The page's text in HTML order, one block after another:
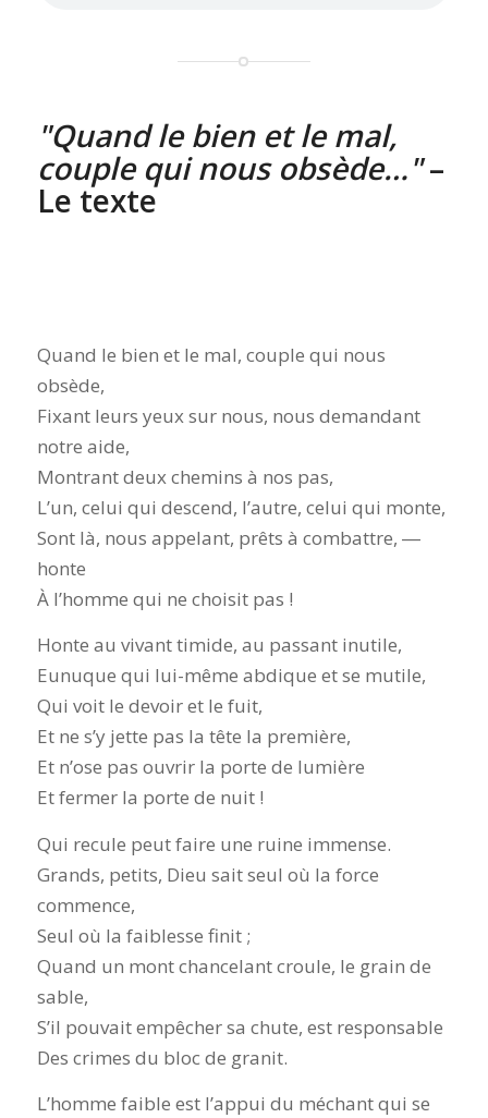
Quand le bien et le mal,
couple qui nous obsède… –
Le texte
Quand le bien et le mal, couple qui nous
obsède,
Fixant leurs yeux sur nous, nous demandant
notre aide,
Montrant deux chemins à nos pas,
L’un, celui qui descend, l’autre, celui qui monte,
Sont là, nous appelant, prêts à combattre, ―
honte
À l’homme qui ne choisit pas !
Honte au vivant timide, au passant inutile,
Eunuque qui lui-même abdique et se mutile,
Qui voit le devoir et le fuit,
Et ne s’y jette pas la tête la première,
Et n’ose pas ouvrir la porte de lumière
Et fermer la porte de nuit !
Qui recule peut faire une ruine immense.
Grands, petits, Dieu sait seul où la force
commence,
Seul où la faiblesse finit ;
Quand un mont chancelant croule, le grain de
sable,
S’il pouvait empêcher sa chute, est responsable
Des crimes du bloc de granit.
L’homme faible est l’appui du méchant qui se